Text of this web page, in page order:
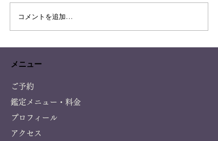
凄い偶然の恋愛の相性
コメントを追加…
メニュー
ご予約
鑑定メニュー・料金
プロフィール
アクセス